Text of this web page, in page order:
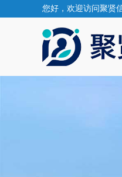
您好，欢迎访问聚贤